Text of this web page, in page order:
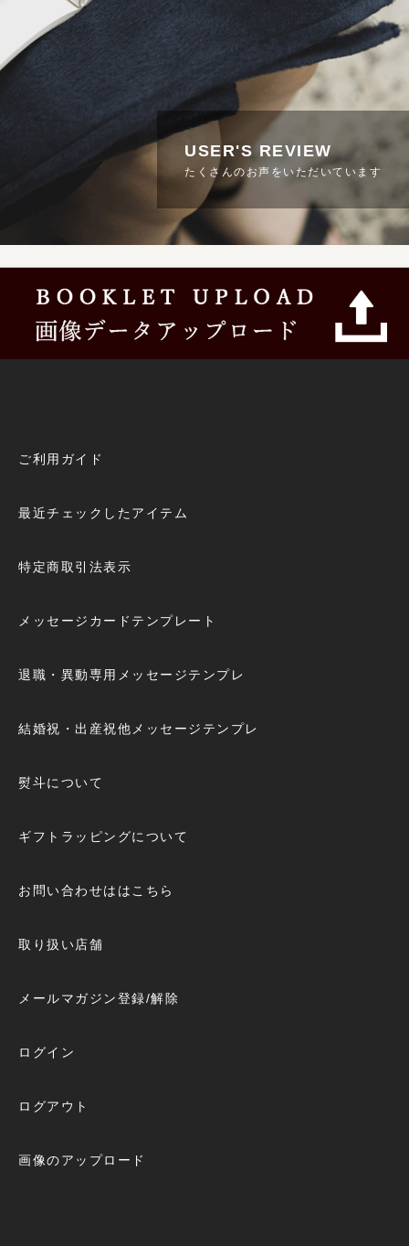
USER'S REVIEW
たくさんのお声をいただいています
ご利用ガイド
最近チェックしたアイテム
特定商取引法表示
メッセージカードテンプレート
退職・異動専用メッセージテンプレ
結婚祝・出産祝他メッセージテンプレ
熨斗について
ギフトラッピングについて
お問い合わせははこちら
取り扱い店舗
メールマガジン登録/解除
ログイン
ログアウト
画像のアップロード